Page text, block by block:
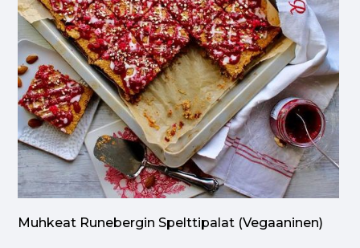
Muhkeat Runebergin Spelttipalat (vegaaninen)